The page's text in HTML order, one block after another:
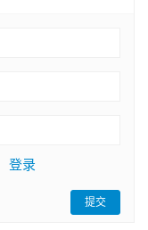
登录
提交